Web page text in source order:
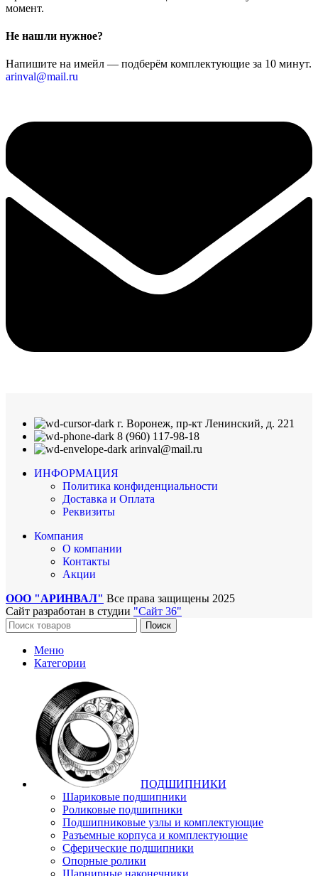
момент.
Не нашли нужное?
Напишите на имейл — подберём комплектующие за 10 минут.
arinval@mail.ru
г. Воронеж, пр-кт Ленинский, д. 221
8 (960) 117-98-18
arinval@mail.ru
ИНФОРМАЦИЯ
Политика конфиденциальности
Доставка и Оплата
Реквизиты
Компания
О компании
Контакты
Акции
ООО "АРИНВАЛ" Все права защищены 2025
Сайт разработан в студии "Сайт 36"
Поиск
Меню
Категории
ПОДШИПНИКИ
Шариковые подшипники
Роликовые подшипники
Подшипниковые узлы и комплектующие
Разъемные корпуса и комплектующие
Сферические подшипники
Опорные ролики